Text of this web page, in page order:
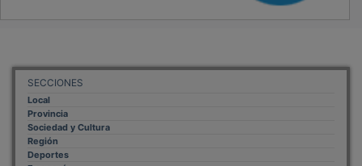
SECCIONES
Local
Provincia
Sociedad y Cultura
Región
Deportes
Economía